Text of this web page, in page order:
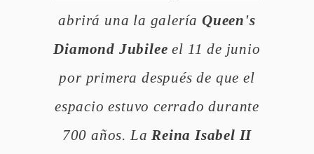
abrirá una la galería Queen's
Diamond Jubilee el 11 de junio
por primera después de que el
espacio estuvo cerrado durante
700 años. La Reina Isabel II